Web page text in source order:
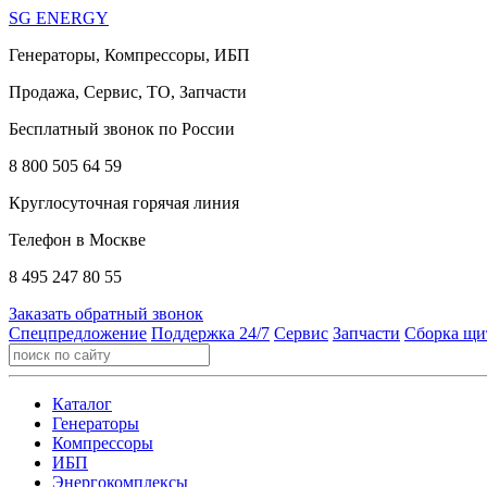
SG ENERGY
Генераторы, Компрессоры, ИБП
Продажа, Сервис, ТО, Запчасти
Бесплатный звонок по России
8 800 505 64 59
Круглосуточная горячая линия
Телефон в Москве
8 495 247 80 55
Заказать обратный звонок
Спецпредложение Поддержка 24/7 Сервис Запчасти Сборка
Каталог
Генераторы
Компрессоры
ИБП
Энергокомплексы